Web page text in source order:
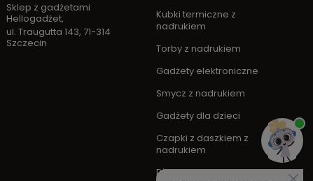
Sklep z gadżetami
Hellogadżet,
ul. Traugutta 143, 71-314
Szczecin
Kubki termiczne z
nadrukiem
Torby z nadrukiem
Gadżety elektroniczne
Smycz z nadrukiem
Gadżety dla dzieci
Czapki z daszkiem z
nadrukiem
Długopis Sheaffer